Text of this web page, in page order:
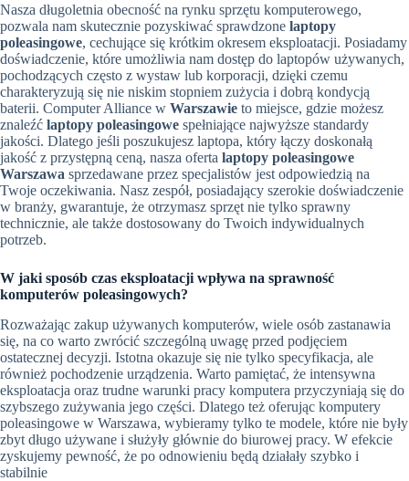
Nasza długoletnia obecność na rynku sprzętu komputerowego,
pozwala nam skutecznie pozyskiwać sprawdzone laptopy
poleasingowe, cechujące się krótkim okresem eksploatacji. Posiadamy
doświadczenie, które umożliwia nam dostęp do laptopów używanych,
pochodzących często z wystaw lub korporacji, dzięki czemu
charakteryzują się nie niskim stopniem zużycia i dobrą kondycją
baterii. Computer Alliance w Warszawie to miejsce, gdzie możesz
znaleźć laptopy poleasingowe spełniające najwyższe standardy
jakości. Dlatego jeśli poszukujesz laptopa, który łączy doskonałą
jakość z przystępną ceną, nasza oferta laptopy poleasingowe
Warszawa sprzedawane przez specjalistów jest odpowiedzią na
Twoje oczekiwania. Nasz zespół, posiadający szerokie doświadczenie
w branży, gwarantuje, że otrzymasz sprzęt nie tylko sprawny
technicznie, ale także dostosowany do Twoich indywidualnych
potrzeb.
W jaki sposób czas eksploatacji wpływa na sprawność
komputerów poleasingowych?
Rozważając zakup używanych komputerów, wiele osób zastanawia
się, na co warto zwrócić szczególną uwagę przed podjęciem
ostatecznej decyzji. Istotna okazuje się nie tylko specyfikacja, ale
również pochodzenie urządzenia. Warto pamiętać, że intensywna
eksploatacja oraz trudne warunki pracy komputera przyczyniają się do
szybszego zużywania jego części. Dlatego też oferując komputery
poleasingowe w Warszawa, wybieramy tylko te modele, które nie były
zbyt długo używane i służyły głównie do biurowej pracy. W efekcie
zyskujemy pewność, że po odnowieniu będą działały szybko i
stabilnie